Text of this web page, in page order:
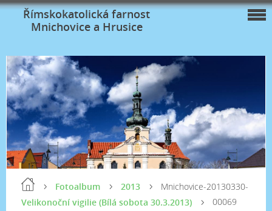
Římskokatolická farnost
Mnichovice a Hrusice
Fotoalbum
2013
Velikonoční vigilie (Bílá sobota 30.3.2013)
Mnichovice-20130330-
00069